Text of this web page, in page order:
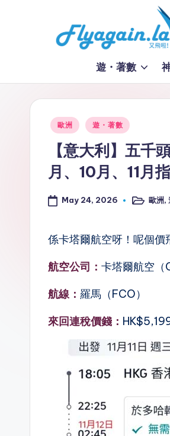
飛
啦
！
Fl
ai
n.
la
遊・著數
Posted
歐洲 遊・著數
【意大利】五
月、10月、11月
May 24, 2026
Posted
歐洲,
係卡塔爾航空呀！呢個價
航空公司： 卡塔爾航空（
航線： 羅馬（FCO）
來回連稅價錢：